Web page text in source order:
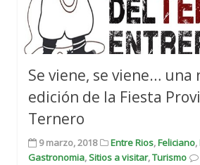
Se viene, se viene… una
edición de la Fiesta
Ternero
9 marzo, 2018 Entre Rios,Feliciano,
Gastronomia,Sitios a visitar,Turismo